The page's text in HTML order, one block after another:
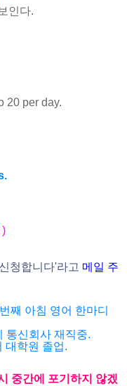
인다.
20 per day.
)
청합니다'라고 메일 주
째 아침 영어 한마디
통신회사 재직중.
대학원 졸업.
중간에 포기하지 않겠